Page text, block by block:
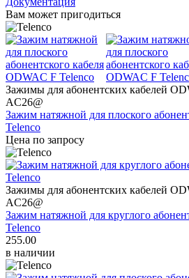
Вам может пригодиться
Зажимы для абонентских кабелей
AC26@
Зажим натяжной для плоского
Telenco
Цена по запросу
Зажимы для абонентских кабелей
AC26@
Зажим натяжной для круглого
Telenco
255.00
в наличии